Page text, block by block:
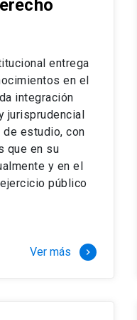
Los alumnos que
permite concentrar
entre una variedad de
La
como
de la
actualización de
complejos.
del área, tanto
nuestra
haciéndote
entrega
en el
integración
jurisprudencial
estudio, con
que en su
y en el
público
Ver más keyboard_arrow_right